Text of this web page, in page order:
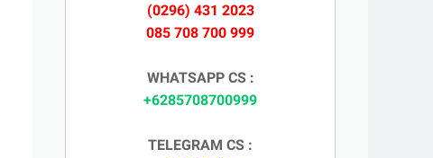
(0296) 431 2023
085 708 700 999
WHATSAPP CS :
+6285708700999
TELEGRAM CS :